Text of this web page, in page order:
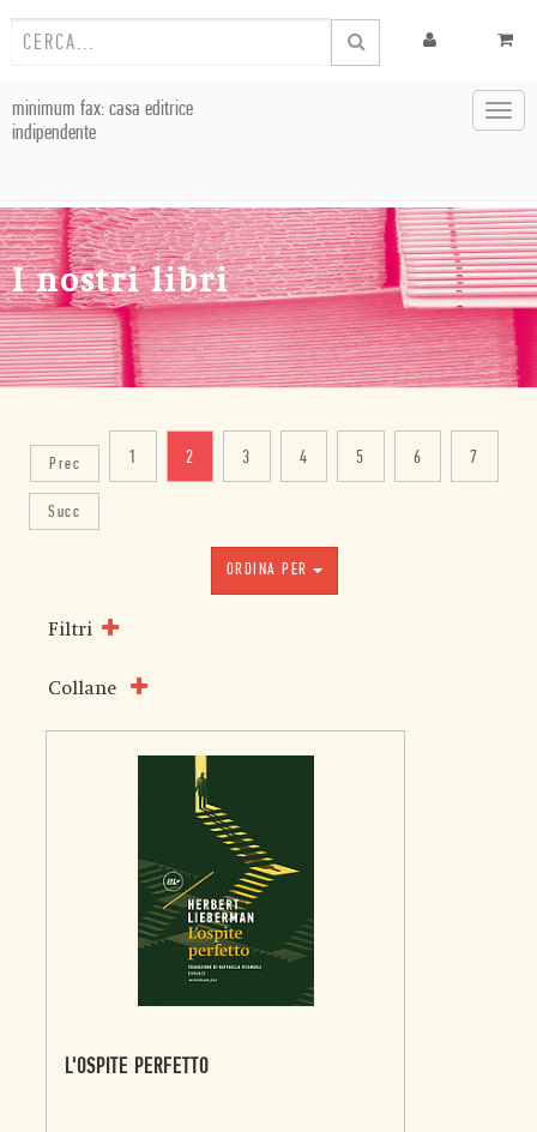
minimum fax: casa editrice
indipendente
I nostri libri
Prec 1 2 3 4 5 6 7
Succ
ORDINA PER
Filtri
Collane
L'OSPITE PERFETTO